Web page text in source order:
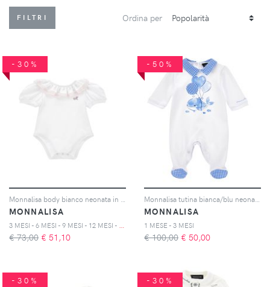
FILTRI Ordina per
-30%
MONNALISA
€ 73,00 € 51,10
-50%
MONNALISA
1 MESE - 3 MESI
€ 100,00 € 50,00
-30% -30%